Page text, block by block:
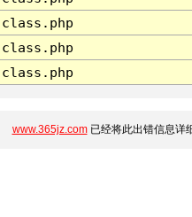
www.365jz.com已经将此出错信息详